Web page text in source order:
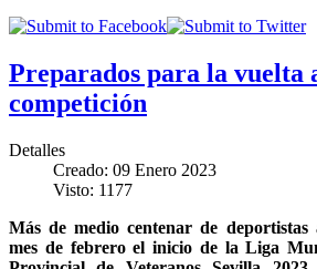
Preparados para la vuelta
competición
Detalles
Creado: 09 Enero 2023
Visto: 1177
Más de medio centenar de
mes de febrero el inicio de la Liga